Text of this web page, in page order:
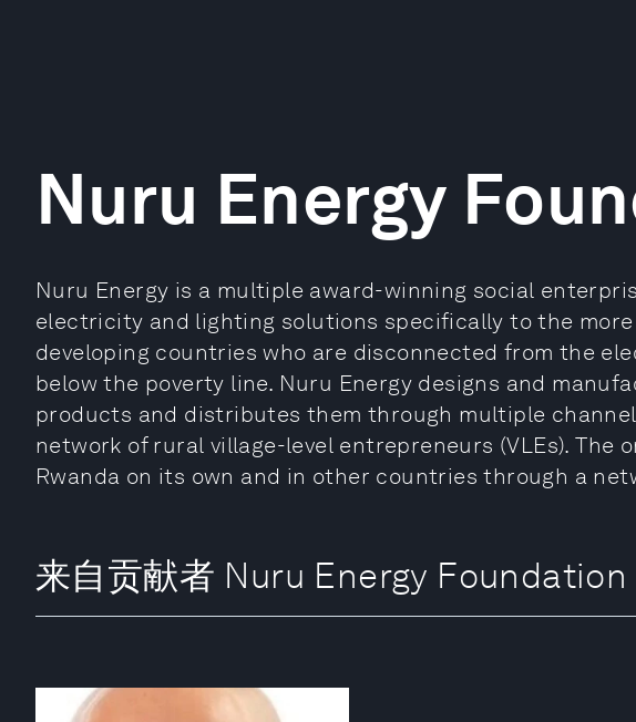
Nuru Energy
Nuru Energy is a multiple award-winning social
electricity and lighting solutions specifically to the more
developing countries who are disconnected from the
below the poverty line. Nuru Energy designs and
products and distributes them through multiple
network of rural village-level entrepreneurs (VLEs). The
Rwanda on its own and in other countries through a
来自贡献者 Nuru Energy Foundation